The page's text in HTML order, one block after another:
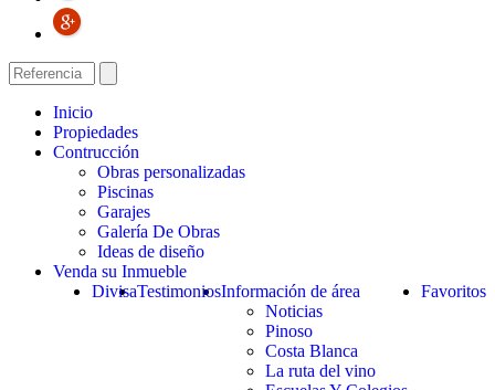
Inicio
Propiedades
Contrucción
Obras personalizadas
Piscinas
Garajes
Galería De Obras
Ideas de diseño
Venda su Inmueble
Favoritos
Información de área
Noticias
Pinoso
Costa Blanca
La ruta del vino
Testimonios
Divisa